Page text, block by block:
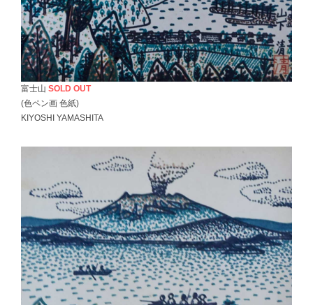
富士山 SOLD OUT
(色ペン画 色紙)
KIYOSHI YAMASHITA